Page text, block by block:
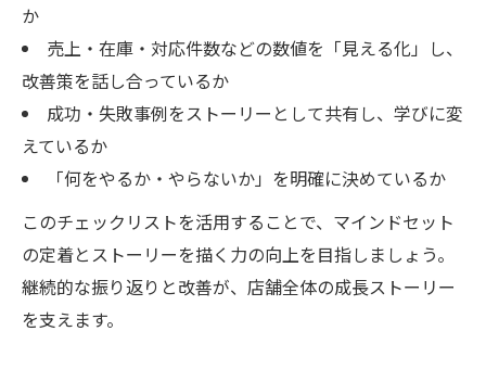
か
売上・在庫・対応件数などの数値を「見える化」し、
改善策を話し合っているか
成功・失敗事例をストーリーとして共有し、学びに変
えているか
「何をやるか・やらないか」を明確に決めているか
このチェックリストを活用することで、マインドセット
の定着とストーリーを描く力の向上を目指しましょう。
継続的な振り返りと改善が、店舗全体の成長ストーリー
を支えます。